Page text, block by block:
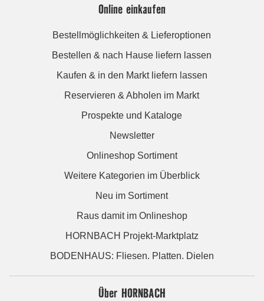
Online einkaufen
Bestellmöglichkeiten & Lieferoptionen
Bestellen & nach Hause liefern lassen
Kaufen & in den Markt liefern lassen
Reservieren & Abholen im Markt
Prospekte und Kataloge
Newsletter
Onlineshop Sortiment
Weitere Kategorien im Überblick
Neu im Sortiment
Raus damit im Onlineshop
HORNBACH Projekt-Marktplatz
BODENHAUS: Fliesen. Platten. Dielen
Über HORNBACH